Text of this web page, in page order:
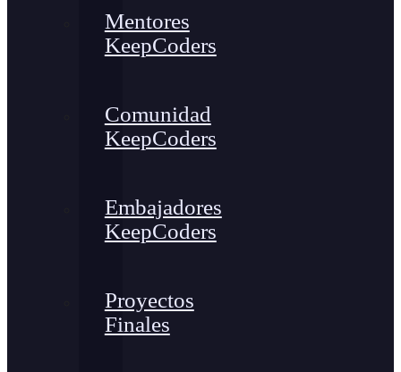
Mentores
KeepCoders
Comunidad
KeepCoders
Embajadores
KeepCoders
Proyectos
Finales